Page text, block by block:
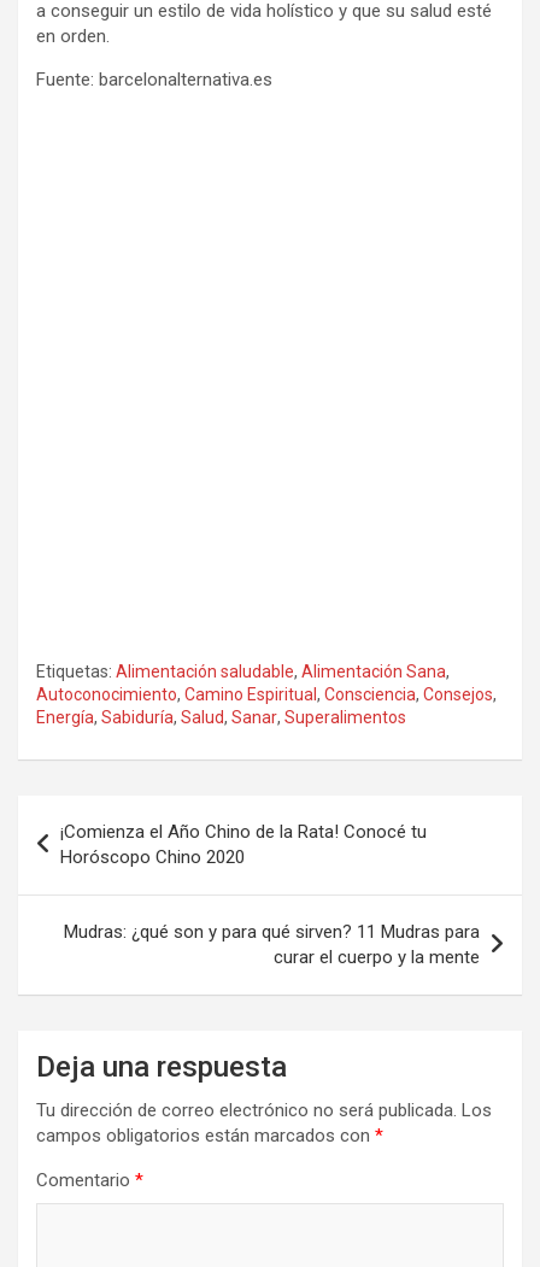
a conseguir un estilo de vida holístico y que su salud esté
en orden.
Fuente: barcelonalternativa.es
Etiquetas: Alimentación saludable, Alimentación Sana,
Autoconocimiento, Camino Espiritual, Consciencia, Consejos,
Energía, Sabiduría, Salud, Sanar, Superalimentos
de
entradas
¡Comienza el Año Chino de la Rata! Conocé tu
Horóscopo Chino 2020
Mudras: ¿qué son y para qué sirven? 11 Mudras para
curar el cuerpo y la mente
Deja una respuesta
Tu dirección de correo electrónico no será publicada. Los
campos obligatorios están marcados con *
Comentario *